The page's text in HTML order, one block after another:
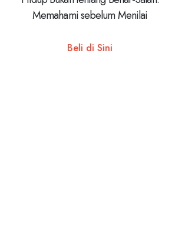
Memahami sebelum Menilai
Beli di Sini